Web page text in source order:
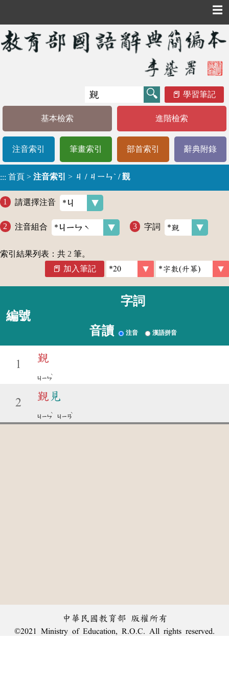
☰
學習筆記
基本檢索 進階檢索
注音索引 筆畫索引 部首索引 辭典附錄
::: 首頁 > 注音索引 > ㄐ / ㄐㄧㄣˋ / 覲
請選擇注音
注音組合 字詞
索引結果列表：共 2 筆。
加入筆記
編號
字詞
音讀 注音 漢語拼音
1
覲
ㄐㄧㄣ
ˋ
2
覲 見
ㄐㄧㄣ
ˋ
ㄐㄧㄢ
ˋ
中華民國教育部 版權所有
©2021 Ministry of Education, R.O.C. All rights reserved.